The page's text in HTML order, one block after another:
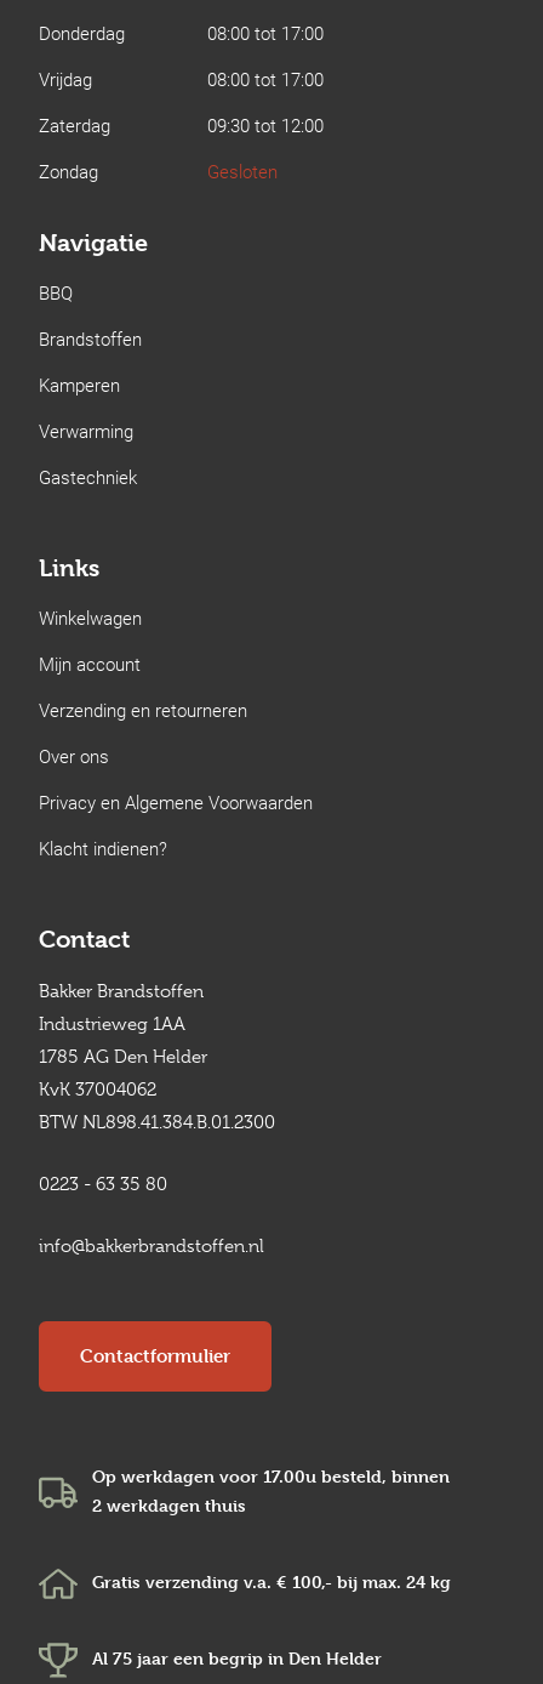
Donderdag
08:00 tot 17:00
Vrijdag
08:00 tot 17:00
Zaterdag
09:30 tot 12:00
Zondag
Gesloten
Navigatie
BBQ
Brandstoffen
Kamperen
Verwarming
Gastechniek
Links
Winkelwagen
Mijn account
Verzending en retourneren
Over ons
Privacy en Algemene Voorwaarden
Klacht indienen?
Contact
Bakker Brandstoffen
Industrieweg 1AA
1785 AG Den Helder
KvK 37004062
BTW NL898.41.384.B.01.2300
0223 - 63 35 80
info@bakkerbrandstoffen.nl
Contactformulier
Op werkdagen voor 17.00u besteld, binnen
2 werkdagen thuis
Gratis verzending v.a. € 100,- bij max. 24 kg
Al 75 jaar een begrip in Den Helder